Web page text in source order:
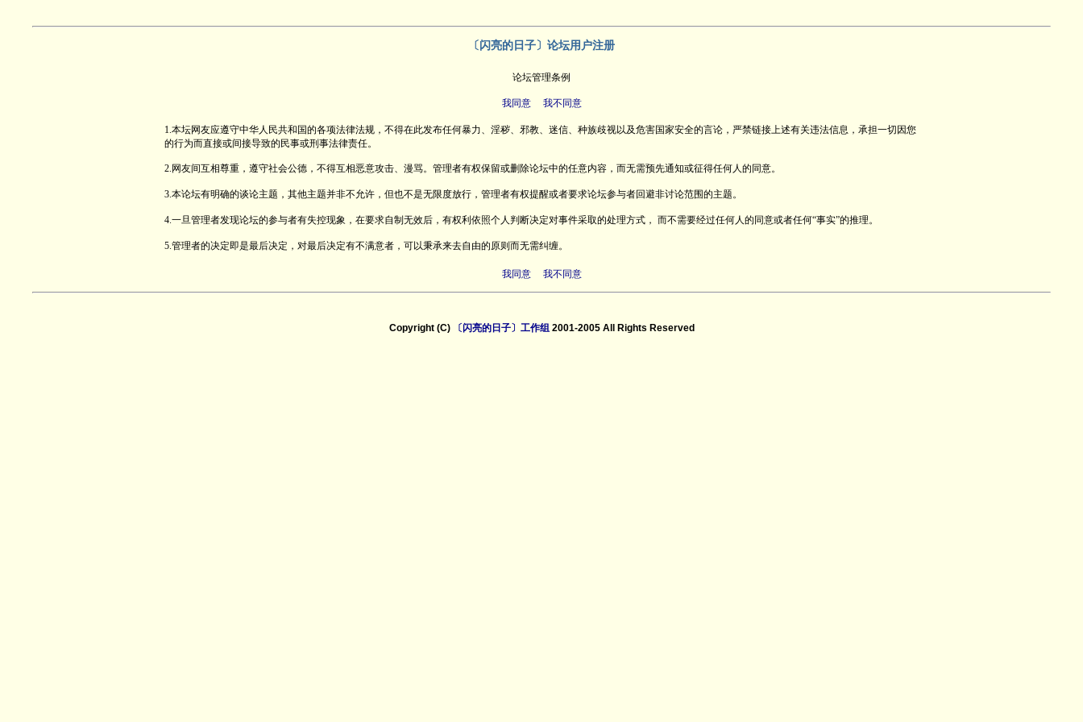
〔闪亮的日子〕论坛用户注册
论坛管理条例
我同意 我不同意
1.本坛网友应遵守中华人民共和国的各项法律法规，不得在此发布任何暴力、淫秽、邪教、迷信、种族歧视以及危害国家安全的言论，严禁链接上述有关违法信息，承担一切因您
的行为而直接或间接导致的民事或刑事法律责任。
2.网友间互相尊重，遵守社会公德，不得互相恶意攻击、漫骂。管理者有权保留或删除论坛中的任意内容，而无需预先通知或征得任何人的同意。
3.本论坛有明确的谈论主题，其他主题并非不允许，但也不是无限度放行，管理者有权提醒或者要求论坛参与者回避非讨论范围的主题。
4.一旦管理者发现论坛的参与者有失控现象，在要求自制无效后，有权利依照个人判断决定对事件采取的处理方式， 而不需要经过任何人的同意或者任何“事实”的推理。
5.管理者的决定即是最后决定，对最后决定有不满意者，可以秉承来去自由的原则而无需纠缠。
我同意 我不同意
Copyright (C) 〔闪亮的日子〕工作组2001-2005 All Rights Reserved